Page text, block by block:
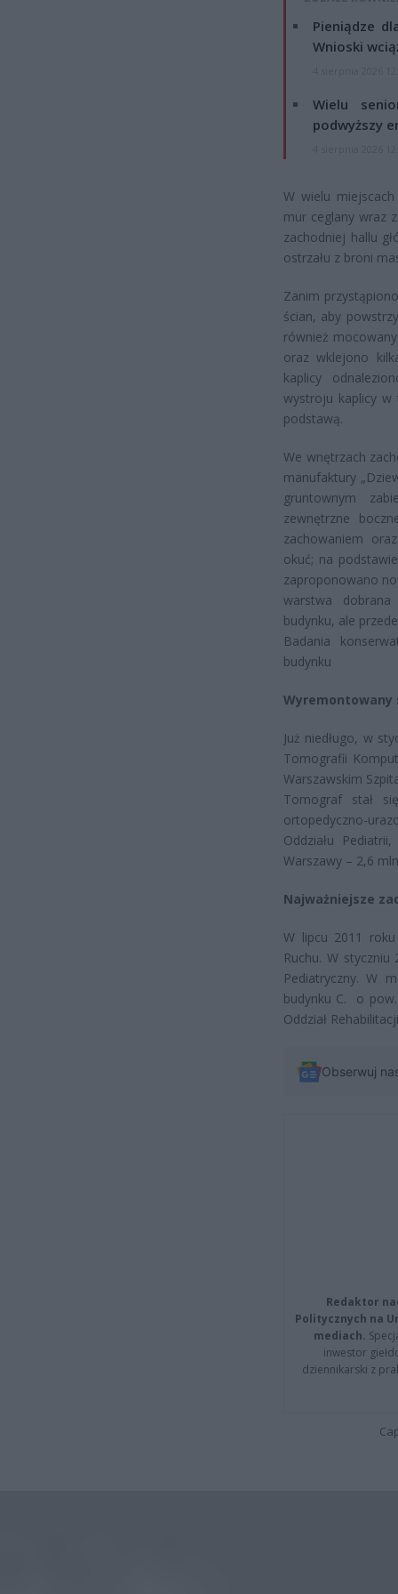
Pieniądze
Wnioski
Wielu
podwyższy
W wielu
mur ceglany wraz
zachodniej hallu
ostrzału z broni
Zanim
ścian, aby
również
oraz wklejono
kaplicy
wystroju kaplicy w
podstawą.
We wnętrzach
manufaktury
gruntownym
zewnętrzne
zachowaniem
okuć; na
zaproponowano
warstwa
budynku, ale
Badania
budynku
Już niedługo, w
Tomografii
Warszawskim
Tomograf stał
ortopedyczno-
Oddziału
Warszawy – 2,6
Najważniejsze
W lipcu 2011 roku
Ruchu. W
Pediatryczny. W
budynku C. o
Oddział
Obserwuj
Redaktor
Politycznych na
mediach.
inwestor
dziennikarski z